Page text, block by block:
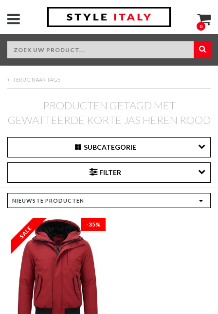
0
TERUG NAAR TAGS
PRODUCTEN GETAGD MET
GEWATTEERDE KORTE JAS HEREN ROOD
SUBCATEGORIE
FILTER
-35%